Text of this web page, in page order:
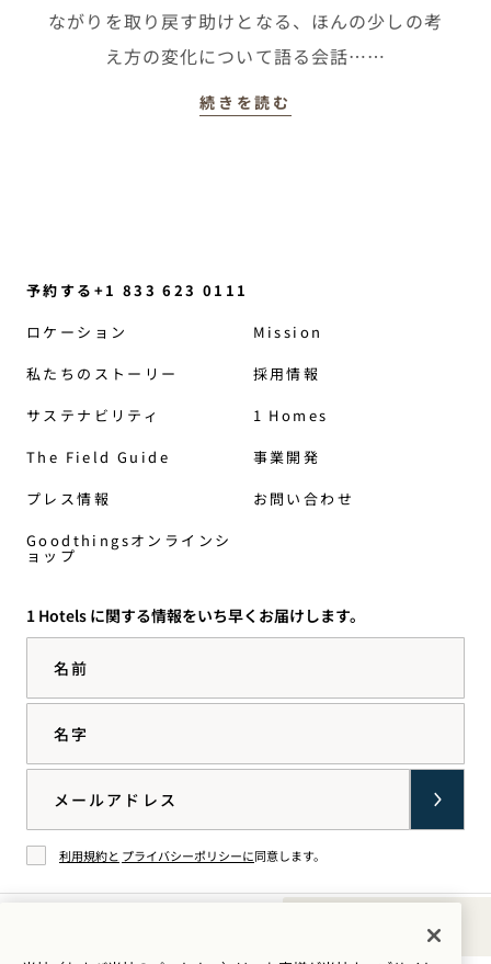
ながりを取り戻す助けとなる、ほんの少しの考
え方の変化について語る会話……
続きを読む
Sounds of 1
予約する+1 833 623 0111
ロケーション
私たちのストーリー
サステナビリティ
The Field Guide
プレス情報
Goodthingsオンラインシ
ョップ
Mission
採用情報
1 Homes
事業開発
お問い合わせ
1 Hotels に関する情報をいち早くお届けします。
同意する
利用規約と プライバシーポリシーに同意します。